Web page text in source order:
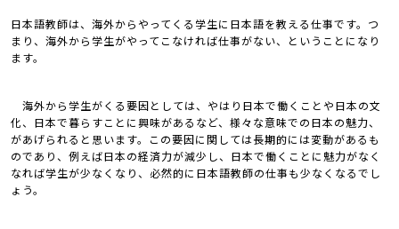
日本語教師は、海外からやってくる学生に日本語を教える仕事です。つ
まり、海外から学生がやってこなければ仕事がない、ということになり
ます。
海外から学生がくる要因としては、やはり日本で働くことや日本の文
化、日本で暮らすことに興味があるなど、様々な意味での日本の魅力、
があげられると思います。この要因に関しては長期的には変動があるも
のであり、例えば日本の経済力が減少し、日本で働くことに魅力がなく
なれば学生が少なくなり、必然的に日本語教師の仕事も少なくなるでし
ょう。